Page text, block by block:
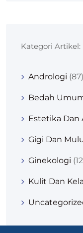
Kategori Artikel:
Andrologi (87)
Bedah
Estetika Dan
Gigi Dan
Ginekologi
Kulit Dan